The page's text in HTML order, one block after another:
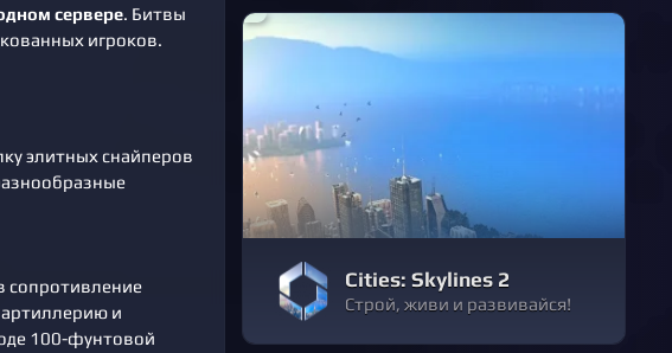
сервере. Битвы
игроков.
элитных снайперов
сопротивление
и
100-фунтовой
Cities: Skylines 2
Строй, живи и развивайся!